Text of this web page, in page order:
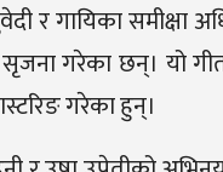
र गायिका
गरेका छन्। यो
गरेका हुन्।